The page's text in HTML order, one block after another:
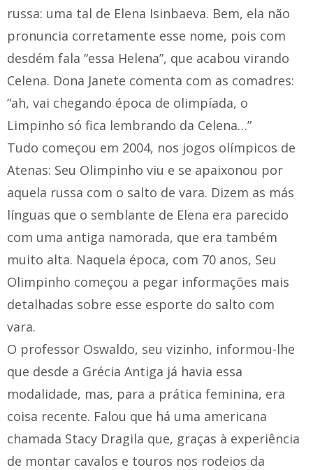
russa: uma tal de Elena Isinbaeva. Bem, ela não
pronuncia corretamente esse nome, pois com
desdém fala “essa Helena”, que acabou virando
Celena. Dona Janete comenta com as comadres:
“ah, vai chegando época de olimpíada, o
Limpinho só fica lembrando da Celena…”
Tudo começou em 2004, nos jogos olímpicos de
Atenas: Seu Olimpinho viu e se apaixonou por
aquela russa com o salto de vara. Dizem as más
línguas que o semblante de Elena era parecido
com uma antiga namorada, que era também
muito alta. Naquela época, com 70 anos, Seu
Olimpinho começou a pegar informações mais
detalhadas sobre esse esporte do salto com
vara.
O professor Oswaldo, seu vizinho, informou-lhe
que desde a Grécia Antiga já havia essa
modalidade, mas, para a prática feminina, era
coisa recente. Falou que há uma americana
chamada Stacy Dragila que, graças à experiência
de montar cavalos e touros nos rodeios da